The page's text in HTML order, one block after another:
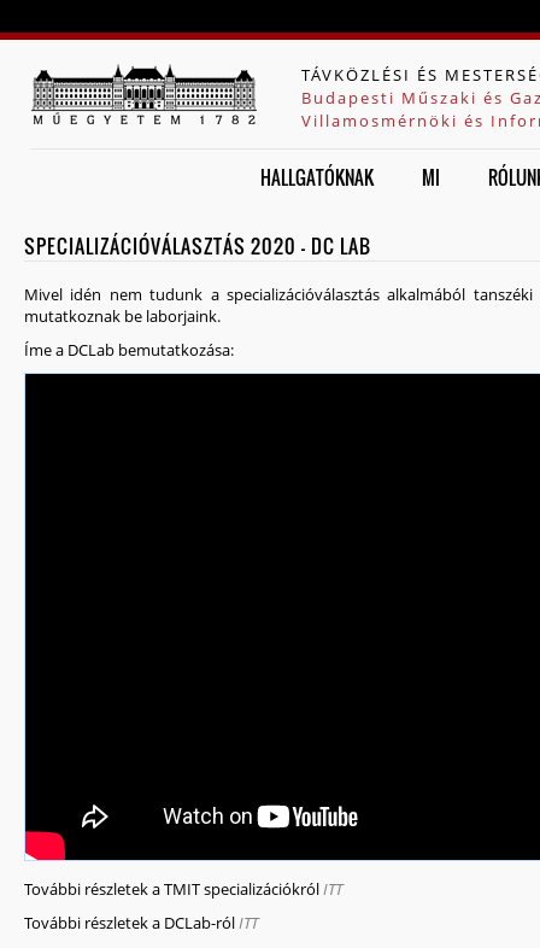
TÁVKÖZLÉSI ÉS
Budapesti Műszaki és
Villamosmérnöki és
HALLGATÓKNAK MI
SPECIALIZÁCIÓVÁLASZTÁS 2020 - DC LAB
Mivel idén nem tudunk a specializációválasztás alkalmából
mutatkoznak be laborjaink.
Íme a DCLab bemutatkozása:
További részletek a TMIT specializációkrólITT
További részletek a DCLab-rólITT